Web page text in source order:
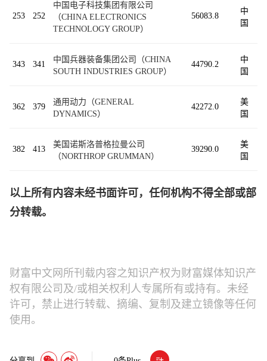
253 252
中国电子科技集团有限公司
（CHINA ELECTRONICS
TECHNOLOGY GROUP）
56083.8
中
国
343 341
中国兵器装备集团公司（CHINA
SOUTH INDUSTRIES GROUP）
44790.2
中
国
362 379
通用动力（GENERAL
DYNAMICS）
42272.0
美
国
382 413
美国诺斯洛普格拉曼公司
（NORTHROP GRUMMAN）
39290.0
美
国
以上所有内容未经书面许可，任何机构不得全部或部
分转载。
财富中文网所刊载内容之知识产权为财富媒体知识产
权有限公司及/或相关权利人专属所有或持有。未经
许可，禁止进行转载、摘编、复制及建立镜像等任何
使用。